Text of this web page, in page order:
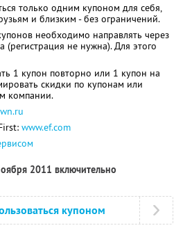
только одним купоном для себя,
и близким - без ограничений.
необходимо направлять через
не нужна). Для этого
1 купон повторно или 1 купон на
скидки по купонам или
компании.
www.ef.com
2011 включительно
купоном